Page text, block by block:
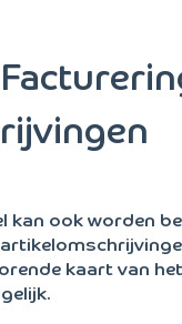
kan ook worden
kaart van